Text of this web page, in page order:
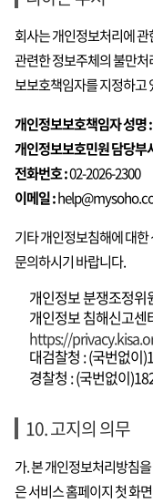
회사는 개인정보처리에
관련한 정보주체의 불만처
보보호책임자를 지정하고
개인정보보호책임자 성명 :
개인정보보호민원 담당부
전화번호 :02-2026-2300
이메일 :
기타 개인정보침해에 대
문의하시기 바랍니다.
개인정보 분쟁조정위
개인정보 침해신고센
https://
대검찰청 : (국번없이
경찰청 : (국번없이
10. 고지의 의무
가. 본 개인정보처리방침
은 서비스 홈페이지 첫 화